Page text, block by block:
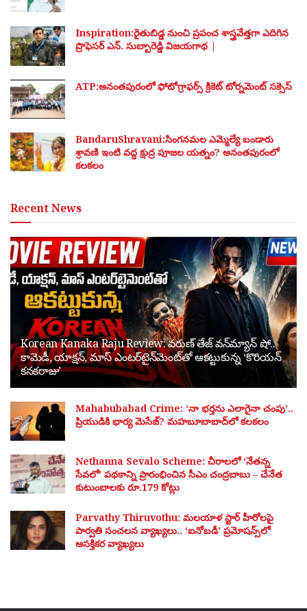
Inspiration:రైతుబిడ్డ నుంచి ప్రపంచ శాస్త్రవేత్తగా ఎదిగిన
ప్రొఫెసర్ ఎన్. సుబ్బారెడ్డి విజయగాథ |
ATP:అనంతపురంలో ఫోటోగ్రాఫర్స్ క్రికెట్ టోర్నమెంట్ సక్సెస్
BandaruShravani:సింగనమల ఎమ్మెల్యే బండారు
శ్రావణి ఇంటి వద్ద క్షుద్ర పూజల యత్నం? అనంతపురంలో
కలకలం
Recent News
Korean Kanaka Raju Review: వరుణ్ తేజ్ వన్‌మ్యాన్ షో..
కామెడీ, యాక్షన్, మాస్ ఎంటర్‌టైన్‌మెంట్‌తో ఆకట్టుకున్న ‘కొరియన్
కనకరాజు’
Mahabubabad Crime: ‘నా భర్తను ఎలాగైనా చంపు’..
ప్రియుడికి భార్య మెసేజ్? మహబూబాబాద్‌లో కలకలం
Nethanna Sevalo Scheme: చీరాలలో ‘నేతన్న
సేవలో’ పథకాన్ని ప్రారంభించిన సీఎం చంద్రబాబు – చేనేత
కుటుంబాలకు రూ.179 కోట్లు
Parvathy Thiruvothu: మలయాళ స్టార్ హీరోలపై
పార్వతి సంచలన వ్యాఖ్యలు.. ‘ఐనోబడీ’ ప్రమోషన్స్‌లో
ఆసక్తికర వ్యాఖ్యలు